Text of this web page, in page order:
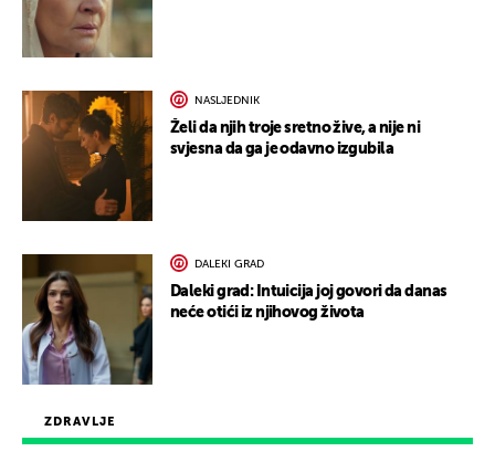
ZDRAVLJE
NASLJEDNIK
Želi da njih troje sretno žive, a nije ni
svjesna da ga je odavno izgubila
DALEKI GRAD
Daleki grad: Intuicija joj govori da danas
neće otići iz njihovog života